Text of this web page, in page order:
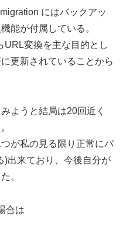
にはバックアッ
能が付属している。
URL変換を主な目的とし
更新されていることから
ようと結局は20回近く
が私の見る限り正常にバ
)出来ており、今後自分が
。
合は